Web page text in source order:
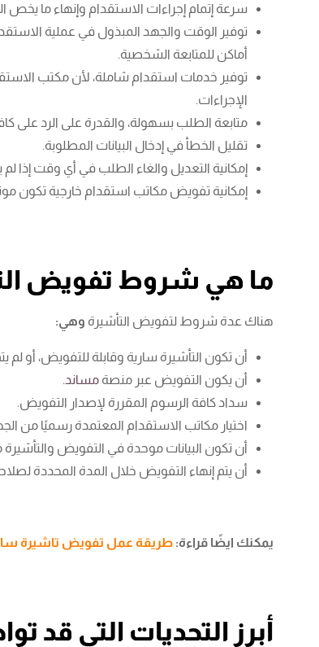
سرعة إتمام إجراءات الاستقدام وإنهاء ما
توفير الوقت والجهد المبذول في عملية
أماكن للمتابعة الشخصية.
توفير خدمات استقدام شاملة، لأن مكتب
الإجراءات.
متابعة الطلب بسهولة، والقدرة على الرد على
تقليل الخطأ في إدخال البيانات المطلوبة.
إمكانية التعديل والغاء الطلب في أي وقت إذا لم
إمكانية تفويض مكاتب استقدام خارجية تكون
ما هي شروط تفويض
هناك عدة شروط لتفويض التأشيرة وهي:
أن تكون التأشيرة سارية وقابلة للتفويض، أو
أن يكون التفويض عبر منصة مساند.
سداد كافة الرسوم المقررة لإصدار التفويض.
اختيار مكاتب الاستقدام المعتمدة رسميًا من
أن تكون البيانات موحدة في التفويض
أن يتم إنهاء التفويض خلال المدة المحددة
يمكنك ايضًا قراءة: طريقة عمل تفويض تاشيرة
أبرز التحديات التي قد